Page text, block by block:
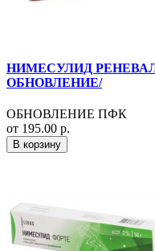
НИМЕСУЛИД РЕНЕВАЛ
ОБНОВЛЕНИЕ/
ОБНОВЛЕНИЕ ПФК
от 195.00 р.
В корзину